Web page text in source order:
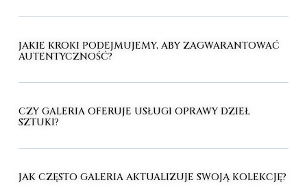
JAKIE KROKI PODEJMUJEMY, ABY ZAGWARANTOWAĆ
AUTENTYCZNOŚĆ?
CZY GALERIA OFERUJE USŁUGI OPRAWY DZIEŁ
SZTUKI?
JAK CZĘSTO GALERIA AKTUALIZUJE SWOJĄ KOLEKCJĘ?